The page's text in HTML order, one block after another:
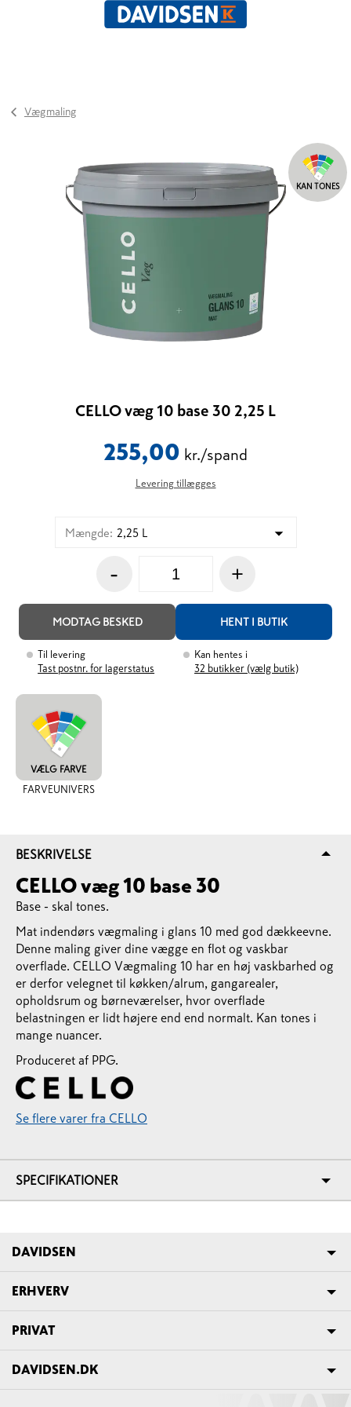
Vægmaling
KAN TONES
CELLO væg 10 base 30 2,25 L
255,00 kr./spand
Levering tillægges
Mængde: 2,25 L
- +
MODTAG BESKED HENT I BUTIK
Til levering
Tast postnr. for lagerstatus
Kan hentes i
32 butikker (vælg butik)
VÆLG FARVE
FARVEUNIVERS
BESKRIVELSE
CELLO væg 10 base 30
Base - skal tones.
Mat indendørs vægmaling i glans 10 med god dækkeevne.
Denne maling giver dine vægge en flot og vaskbar
overflade. CELLO Vægmaling 10 har en høj vaskbarhed og
er derfor velegnet til køkken/alrum, gangarealer,
opholdsrum og børneværelser, hvor overflade
belastningen er lidt højere end end normalt. Kan tones i
mange nuancer.
Produceret af PPG.
Se flere varer fra CELLO
SPECIFIKATIONER
DAVIDSEN
ERHVERV
PRIVAT
DAVIDSEN.DK